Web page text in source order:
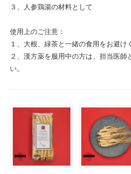
３、人参鶏湯の材料として
使用上のご注意：
１、大根、緑茶と一緒の食用をお避け
２、漢方薬を服用中の方は、担当医師
い。